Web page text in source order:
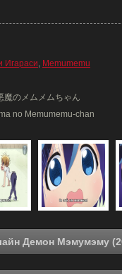
Игараси, Memumemu
魔のメムメムちゃん
no Memumemu-chan